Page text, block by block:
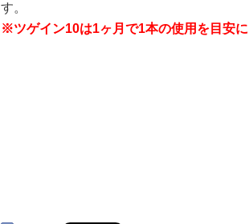
す。
※ツゲイン10は1ヶ月で1本の使用を目安に